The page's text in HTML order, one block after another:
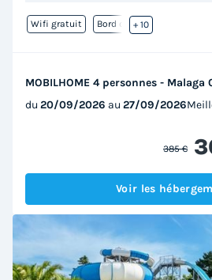
Wifi gratuit Bord de mer
+ 10
MOBILHOME 4 personnes - Malaga
du 20/09/2026 au 27/09/2026
385 €
Voir les